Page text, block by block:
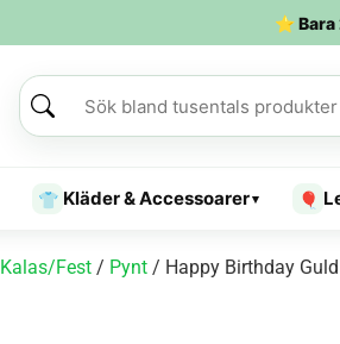
⭐ Bara
👕 Kläder & Accessoarer▾ 🎈
Kalas/Fest / Pynt / Happy Birthday